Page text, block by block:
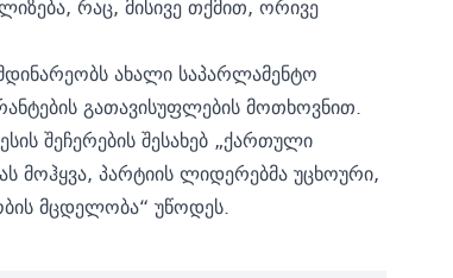
რაც, მისივე თქმით, ორივე
ახალი საპარლამენტო
გათავისუფლების მოთხოვნით.
შეჩერების შესახებ „ქართული
მოჰყვა, პარტიის ლიდერებმა უცხოური,
მცდელობა“ უწოდეს.